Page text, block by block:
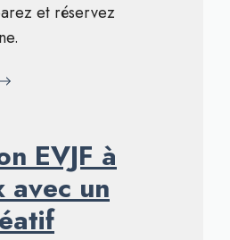
et réservez
EVJF à
avec un